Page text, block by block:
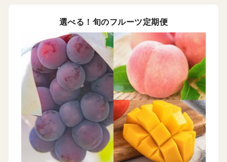
選べる！旬のフルーツ定期便